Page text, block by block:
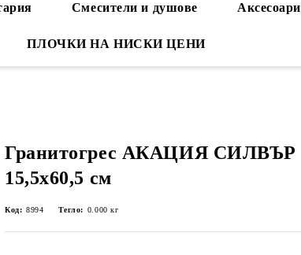
Смесители и душове Аксесоари
ПЛОЧКИ НА НИСКИ ЦЕНИ
Гранитогрес АКАЦИЯ СИЛВЪР
15,5x60,5 см
Код: 8994 Тегло: 0.000 кг